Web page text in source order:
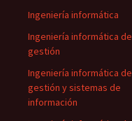
Ingeniería informática
Ingeniería informática de
gestión
Ingeniería informática de
gestión y sistemas de
información